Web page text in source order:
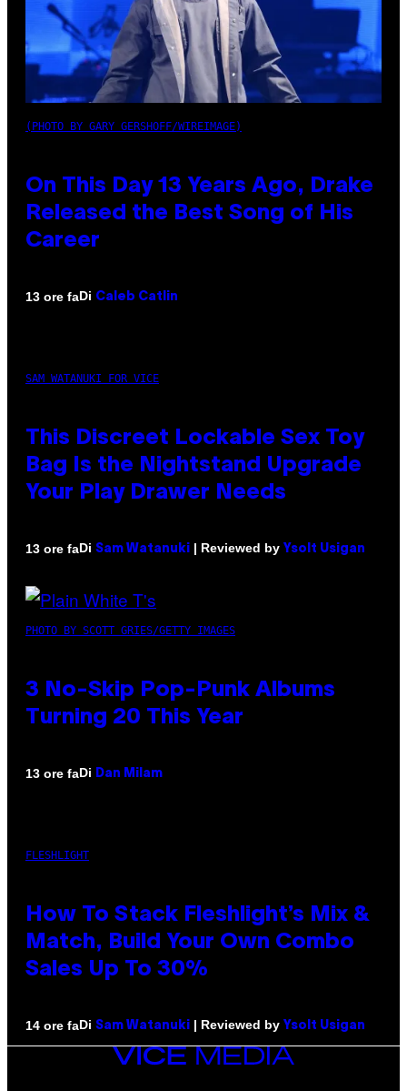
(PHOTO BY GARY GERSHOFF/WIREIMAGE)
On This Day 13 Years Ago, Drake
Released the Best Song of His
Career
13 ore faDi Caleb Catlin
SAM WATANUKI FOR VICE
This Discreet Lockable Sex Toy
Bag Is the Nightstand Upgrade
Your Play Drawer Needs
13 ore faDi Sam Watanuki | Reviewed by Ysolt Usigan
PHOTO BY SCOTT GRIES/GETTY IMAGES
3 No-Skip Pop-Punk Albums
Turning 20 This Year
13 ore faDi Dan Milam
FLESHLIGHT
How To Stack Fleshlight’s Mix &
Match, Build Your Own Combo
Sales Up To 30%
14 ore faDi Sam Watanuki | Reviewed by Ysolt Usigan
VICE
MEDIA